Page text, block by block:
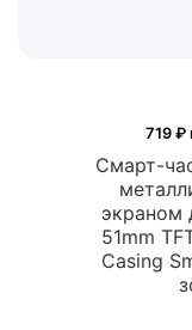
Смарт-
экраном
51mm
Casing
719 ₽